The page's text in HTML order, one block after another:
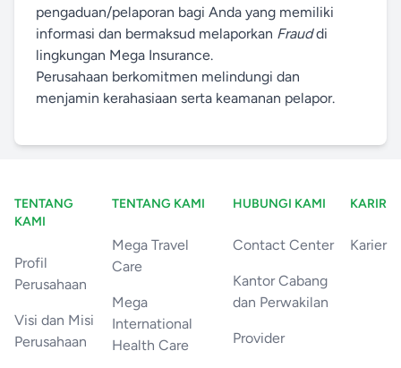
pengaduan/pelaporan bagi Anda yang memiliki
informasi dan bermaksud melaporkan Frauddi
lingkungan Mega Insurance.
Perusahaan berkomitmen melindungi dan
menjamin kerahasiaan serta keamanan pelapor.
TENTANG
KAMI
Profil
Perusahaan
Visi dan Misi
Perusahaan
TENTANG KAMI
Mega Travel
Care
Mega
International
Health Care
HUBUNGI KAMI
Contact Center
Kantor Cabang
dan Perwakilan
Provider
KARIR
Karier